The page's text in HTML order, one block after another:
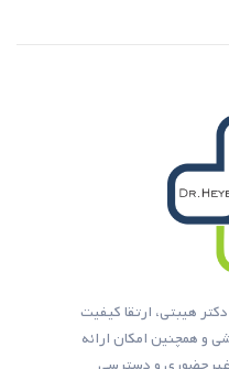
هیبتی، ارتقا کیفیت
و همچنین امکان ارائه